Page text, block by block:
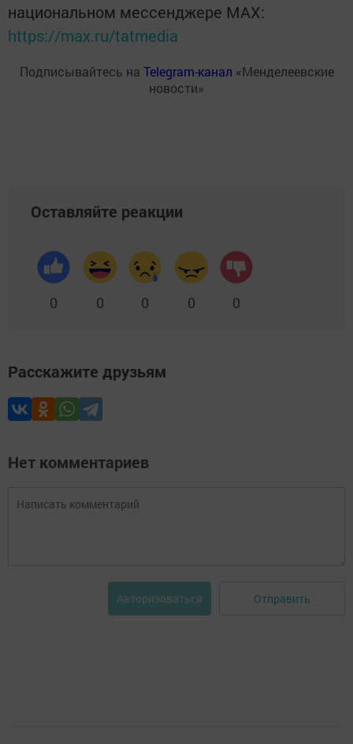
национальном мессенджере MАХ:
https://max.ru/tatmedia
Подписывайтесь на Telegram-канал «Менделеевские
новости»
Оставляйте реакции
0 0 0 0 0
Расскажите друзьям
Нет комментариев
Авторизоваться Отправить